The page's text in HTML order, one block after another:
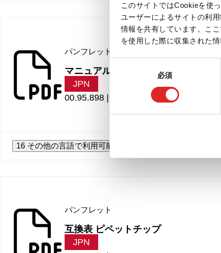
このサイトではCookieを使
ユーザーによるサイトの利
情報を共有しています。こ
を使用した際に収集された
意
必須
パンフレット
マニュアルピペットシステム
JPN
00.95.898 |
16 その他の言語で利用可能
パンフレット
互換表 ピペットチップ
JPN